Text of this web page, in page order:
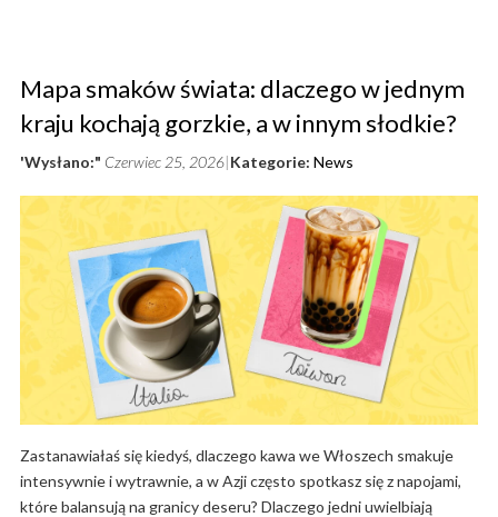
Mapa smaków świata: dlaczego w jednym
kraju kochają gorzkie, a w innym słodkie?
'Wysłano:" Czerwiec 25, 2026 Kategorie: News
Zastanawiałaś się kiedyś, dlaczego kawa we Włoszech smakuje
intensywnie i wytrawnie, a w Azji często spotkasz się z napojami,
które balansują na granicy deseru? Dlaczego jedni uwielbiają